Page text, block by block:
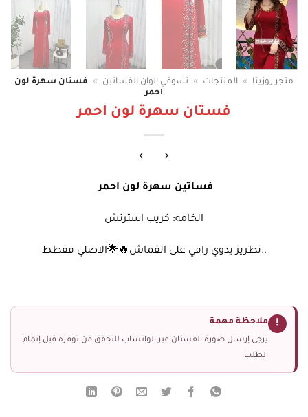
متجر روزيتا » المنتجات » تسوقي الوان الفساتين »
فستان سهرة لون
احمر
فستان سهرة لون احمر
فساتين سهرة لون احمر
الخامه: كريب استرتش
..تطريز يدوي راقي على القماش🔥🌟الاصلي فقطط
! ملاحظة مهمة
يرجى إرسال صورة الفستان عبر الواتساب للتحقق من توفره قبل إتمام
الطلب.